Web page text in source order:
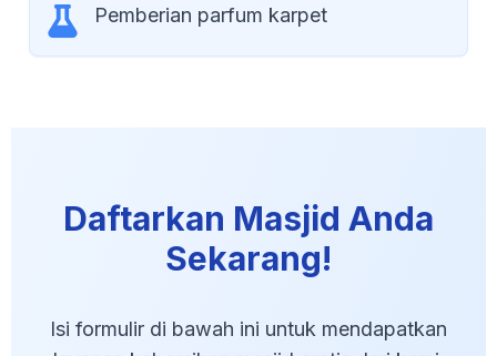
Pemberian parfum karpet
Daftarkan Masjid Anda
Sekarang!
Isi formulir di bawah ini untuk mendapatkan